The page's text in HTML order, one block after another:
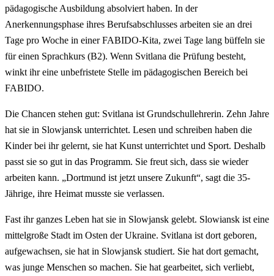
pädagogische Ausbildung absolviert haben. In der
Anerkennungsphase ihres Berufsabschlusses arbeiten sie an drei
Tage pro Woche in einer FABIDO-Kita, zwei Tage lang büffeln sie
für einen Sprachkurs (B2). Wenn Svitlana die Prüfung besteht,
winkt ihr eine unbefristete Stelle im pädagogischen Bereich bei
FABIDO.
Die Chancen stehen gut: Svitlana ist Grundschullehrerin. Zehn Jahre
hat sie in Slowjansk unterrichtet. Lesen und schreiben haben die
Kinder bei ihr gelernt, sie hat Kunst unterrichtet und Sport. Deshalb
passt sie so gut in das Programm. Sie freut sich, dass sie wieder
arbeiten kann. „Dortmund ist jetzt unsere Zukunft“, sagt die 35-
Jährige, ihre Heimat musste sie verlassen.
Fast ihr ganzes Leben hat sie in Slowjansk gelebt. Slowiansk ist eine
mittelgroße Stadt im Osten der Ukraine. Svitlana ist dort geboren,
aufgewachsen, sie hat in Slowjansk studiert. Sie hat dort gemacht,
was junge Menschen so machen. Sie hat gearbeitet, sich verliebt,